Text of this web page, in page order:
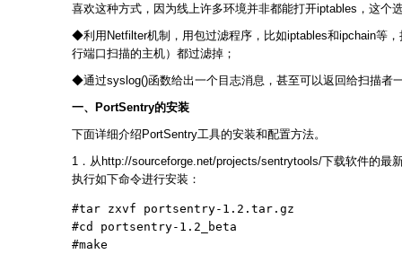
喜欢这种方式，因为线上许多环境并非都能打开iptables，这个
◆利用Netfilter机制，用包过滤程序，比如iptables和ipchain等
行端口扫描的主机）都过滤掉；
◆通过syslog()函数给出一个目志消息，甚至可以返回给扫描者
一、PortSentry的安装
下面详细介绍PortSentry工具的安装和配置方法。
1．从http://sourceforge.net/projects/sentrytools/下载软件的最
执行如下命令进行安装：
#tar zxvf portsentry-1.2.tar.gz
#cd portsentry-1.2_beta
#make